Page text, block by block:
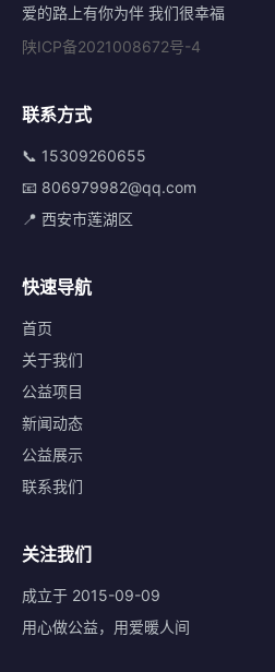
爱的路上有你为伴 我们很幸福
陕ICP备2021008672号-4
联系方式
📞 15309260655
📧 806979982@qq.com
📍 西安市莲湖区
快速导航
首页
关于我们
公益项目
新闻动态
公益展示
联系我们
关注我们
成立于 2015-09-09
用心做公益，用爱暖人间